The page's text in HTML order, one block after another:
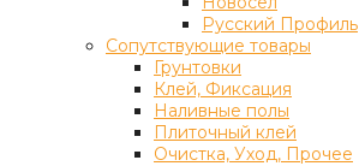
Русский Профиль
Сопутствующие товары
Грунтовки
Клей, Фиксация
Наливные полы
Плиточный клей
Очистка, Уход, Прочее